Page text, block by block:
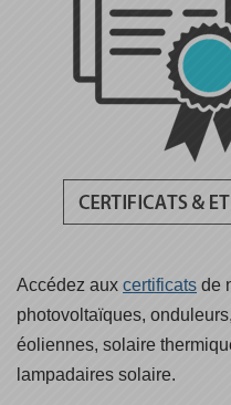
Accédez aux certificats de
photovoltaïques,
éoliennes, solaire
lampadaires solaire.